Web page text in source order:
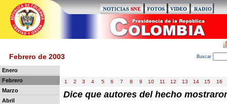
Febrero de 2003 Buscar
Enero
Febrero
Marzo
Abril
1 2 3 4 5 6 7 8 9 10 11 12 13 14 15 16
Dice que autores del hecho